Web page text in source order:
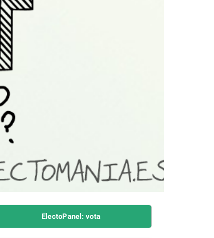
ElectoPanel: vota